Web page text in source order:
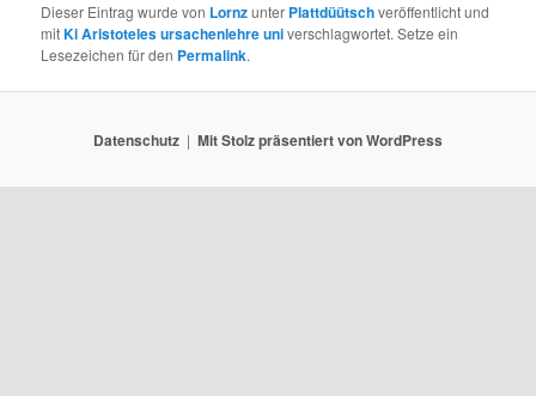
Dieser Eintrag wurde von Lornzunter Plattdüütschveröffentlicht und
mitKi Aristoteles ursachenlehre universchlagwortet. Setze ein
Lesezeichen für den Permalink.
Datenschutz Mit Stolz präsentiert von WordPress